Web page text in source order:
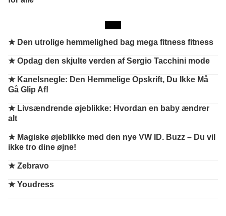
★ Den utrolige hemmelighed bag mega fitness fitness
★Opdag den skjulte verden af Sergio Tacchini mode
★ Kanelsnegle: Den Hemmelige Opskrift, Du Ikke Må
Gå Glip Af!
★ Livsændrende øjeblikke: Hvordan en baby ændrer
alt
★ Magiske øjeblikke med den nye VW ID. Buzz – Du vil
ikke tro dine øjne!
★Zebravo
★Youdress